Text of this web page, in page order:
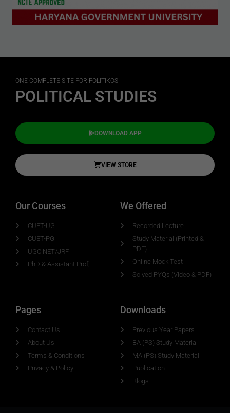
ONE COMPLETE SITE FOR POLITIKOS
POLITICAL STUDIES
DOWNLOAD APP
VIEW STORE
Our Courses
CUET-UG
CUET-PG
UGC NET/JRF
PhD & Assistant Prof,
We Offered
Recorded Lecture
Study Material (Printed &
PDF)
Online Mock Test
Solved PYQs (Video & PDF)
Pages
Contact Us
About Us
Terms & Conditions
Privacy & Policy
Downloads
Previous Year Papers
BA (PS) Study Material
MA (PS) Study Material
Publication
Blogs